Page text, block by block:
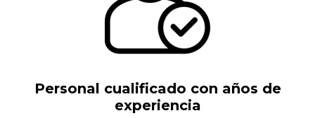
Personal cualificado con años de
experiencia